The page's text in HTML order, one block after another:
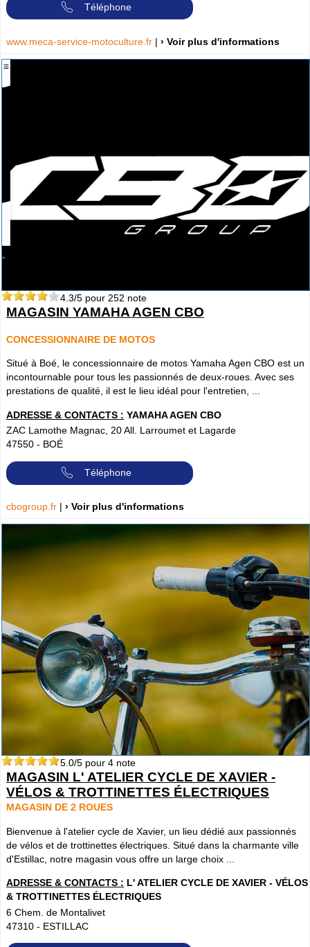
Téléphone
www.meca-service-motoculture.fr | › Voir plus d'informations
4.3/5 pour 252 note
MAGASIN YAMAHA AGEN CBO
CONCESSIONNAIRE DE MOTOS
Situé à Boé, le concessionnaire de motos Yamaha Agen CBO est un
incontournable pour tous les passionnés de deux-roues. Avec ses
prestations de qualité, il est le lieu idéal pour l'entretien, ...
ADRESSE & CONTACTS : YAMAHA AGEN CBO
ZAC Lamothe Magnac, 20 All. Larroumet et Lagarde
47550 - BOÉ
Téléphone
cbogroup.fr | › Voir plus d'informations
5.0/5 pour 4 note
MAGASIN L' ATELIER CYCLE DE XAVIER -
VÉLOS & TROTTINETTES ÉLECTRIQUES
MAGASIN DE 2 ROUES
Bienvenue à l'atelier cycle de Xavier, un lieu dédié aux passionnés
de vélos et de trottinettes électriques. Situé dans la charmante ville
d'Estillac, notre magasin vous offre un large choix ...
ADRESSE & CONTACTS : L' ATELIER CYCLE DE XAVIER - VÉLOS
& TROTTINETTES ÉLECTRIQUES
6 Chem. de Montalivet
47310 - ESTILLAC